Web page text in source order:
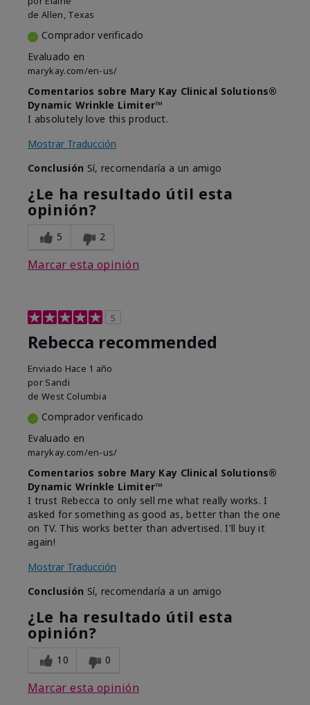
de Allen, Texas
Comprador verificado
Evaluado en
marykay.com/en-us/
Comentarios sobre Mary Kay Clinical Solutions®
Dynamic Wrinkle Limiter™
I absolutely love this product.
Mostrar Traducción
Conclusión Sí, recomendaría a un amigo
¿Le ha resultado útil esta
opinión?
5 2
Marcar esta opinión
5
Rebecca recommended
Enviado Hace 1 año
por Sandi
de West Columbia
Comprador verificado
Evaluado en
marykay.com/en-us/
Comentarios sobre Mary Kay Clinical Solutions®
Dynamic Wrinkle Limiter™
I trust Rebecca to only sell me what really works. I
asked for something as good as, better than the one
on TV. This works better than advertised. I'll buy it
again!
Mostrar Traducción
Conclusión Sí, recomendaría a un amigo
¿Le ha resultado útil esta
opinión?
10 0
Marcar esta opinión